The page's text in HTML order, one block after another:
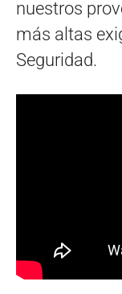
nuestros
más altas
Seguridad.